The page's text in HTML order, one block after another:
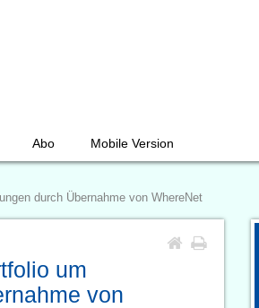
Abo Mobile Version
durch Übernahme von WhereNet
um
von